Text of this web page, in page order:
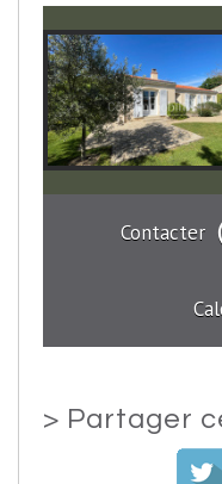
Contacter
> Partager